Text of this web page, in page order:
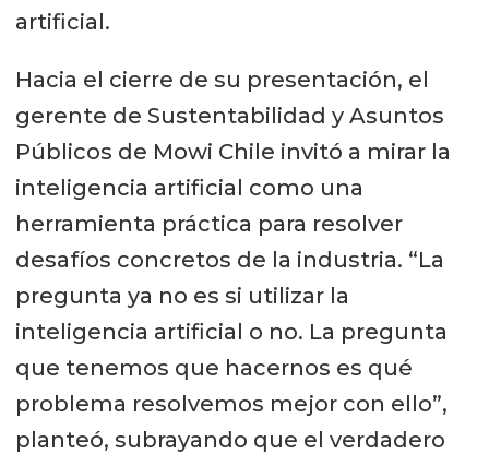
artificial.
Hacia el cierre de su presentación, el
gerente de Sustentabilidad y Asuntos
Públicos de Mowi Chile invitó a mirar la
inteligencia artificial como una
herramienta práctica para resolver
desafíos concretos de la industria. “La
pregunta ya no es si utilizar la
inteligencia artificial o no. La pregunta
que tenemos que hacernos es qué
problema resolvemos mejor con ello”,
planteó, subrayando que el verdadero